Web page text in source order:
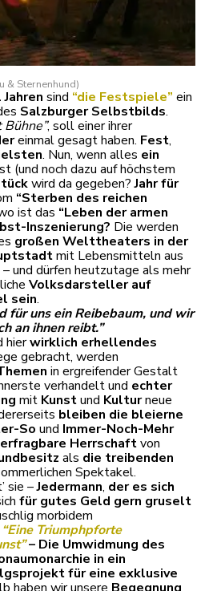
& Sternenhund)
Jahren sind “die Festspiele” ein
Salzburger Selbstbilds.
Bühne”, soll einer ihrer
einmal gesagt haben. Fest,
. Nun, wenn alles ein
(und noch dazu auf höchstem
wird da gegeben?Jahr für
“Sterben des reichen
ist das “Leben der armen
Inszenierung? Die werden
großen Welttheaters in der
mit Lebensmitteln aus
und dürfen heutzutage als mehr
Volksdarsteller auf
sein.
für uns ein Reibebaum, undwir
an ihnen reibt.”
hierwirklich erhellendes
gebracht, werden
in ergreifender Gestalt
verhandelt und echter
mit Kunstund Kulturneue
bleiben die bleierne
So und Immer-Noch-Mehr
Herrschaftvon
als die treibenden
Spektakel.
sie –Jedermann, der es sich
für gutes Geld gern gruselt
morbidem
“Eine Triumphpforte
– Die Umwidmung des
in ein
für eine exklusive